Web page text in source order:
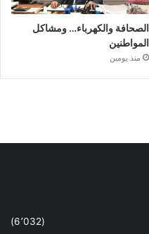
الصحافة والكهرباء… ومشاكل
المواطنين
منذ يومين
(6٬032)